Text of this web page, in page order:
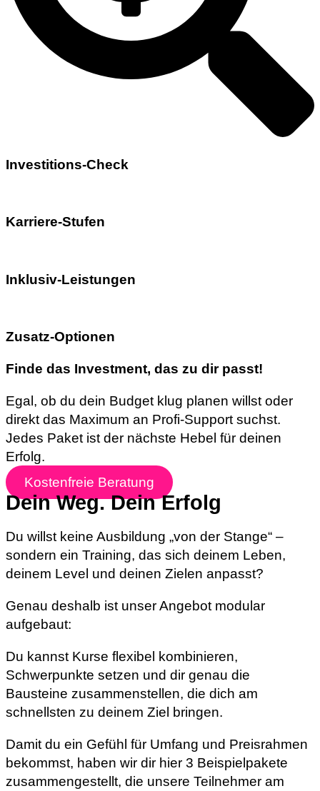
Investitions-Check
Karriere-Stufen
Inklusiv-Leistungen
Zusatz-Optionen
Finde das Investment, das zu dir passt!
Egal, ob du dein Budget klug planen willst oder
direkt das Maximum an Profi-Support suchst.
Jedes Paket ist der nächste Hebel für deinen
Erfolg.
Kostenfreie Beratung
Dein Weg. Dein Erfolg
Du willst keine Ausbildung „von der Stange“ –
sondern ein Training, das sich deinem Leben,
deinem Level und deinen Zielen anpasst?
Genau deshalb ist unser Angebot modular
aufgebaut:
Du kannst Kurse flexibel kombinieren,
Schwerpunkte setzen und dir genau die
Bausteine zusammenstellen, die dich am
schnellsten zu deinem Ziel bringen.
Damit du ein Gefühl für Umfang und Preisrahmen
bekommst, haben wir dir hier 3 Beispielpakete
zusammengestellt, die unsere Teilnehmer am